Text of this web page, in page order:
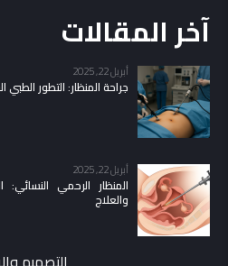
آخر المقالات
أبريل 22, 2025
جراحة المنظار: التطور
أبريل 22, 2025
المنظار الرحمي
والعلاج